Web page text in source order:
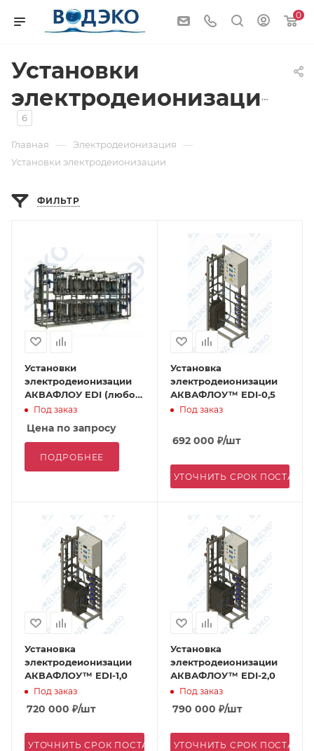
0
Установки
электродеионизации
6
Главная — Электродеионизация —
Установки электродеионизации
ФИЛЬТР
Установки
электродеионизации
АКВАФЛОУ EDI (любой
производительности)
Под заказ
Цена по запросу
ПОДРОБНЕЕ
Установка
электродеионизации
АКВАФЛОУ™ EDI-0,5
Под заказ
692 000 ₽/шт
УТОЧНИТЬ СРОК
Установка
электродеионизации
АКВАФЛОУ™ EDI-1,0
Под заказ
720 000 ₽/шт
УТОЧНИТЬ СРОК ПОСТАВКИ
Установка
электродеионизации
АКВАФЛОУ™ EDI-2,0
Под заказ
790 000 ₽/шт
УТОЧНИТЬ СРОК